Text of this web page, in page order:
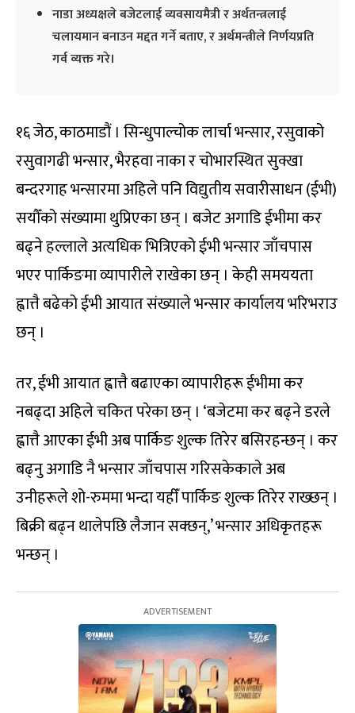
नाडा अध्यक्षले बजेटलाई व्यवसायमैत्री र अर्थतन्त्रलाई
चलायमान बनाउन मद्दत गर्ने बताए, र अर्थमन्त्रीले निर्णयप्रति
गर्व व्यक्त गरे।
१६ जेठ, काठमाडौं । सिन्धुपाल्चोक लार्चा भन्सार, रसुवाको
रसुवागढी भन्सार, भैरहवा नाका र चोभारस्थित सुक्खा
बन्दरगाह भन्सारमा अहिले पनि विद्युतीय सवारीसाधन (ईभी)
सयौँको संख्यामा थुप्रिएका छन् । बजेट अगाडि ईभीमा कर
बढ्ने हल्लाले अत्यधिक भित्रिएको ईभी भन्सार जाँचपास
भएर पार्किङमा व्यापारीले राखेका छन् । केही समययता
ह्वात्तै बढेको ईभी आयात संख्याले भन्सार कार्यालय भरिभराउ
छन् ।
तर, ईभी आयात ह्वात्तै बढाएका व्यापारीहरू ईभीमा कर
नबढ्दा अहिले चकित परेका छन् । ‘बजेटमा कर बढ्ने डरले
ह्वात्तै आएका ईभी अब पार्किङ शुल्क तिरेर बसिरहन्छन् । कर
बढ्नु अगाडि नै भन्सार जाँचपास गरिसकेकाले अब
उनीहरूले शो-रुममा भन्दा यहीँ पार्किङ शुल्क तिरेर राख्छन् ।
बिक्री बढ्न थालेपछि लैजान सक्छन्,’ भन्सार अधिकृतहरू
भन्छन् ।